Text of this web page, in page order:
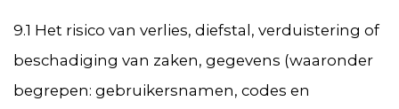
9.1 Het risico van verlies, diefstal, verduistering of
beschadiging van zaken, gegevens (waaronder
begrepen: gebruikersnamen, codes en